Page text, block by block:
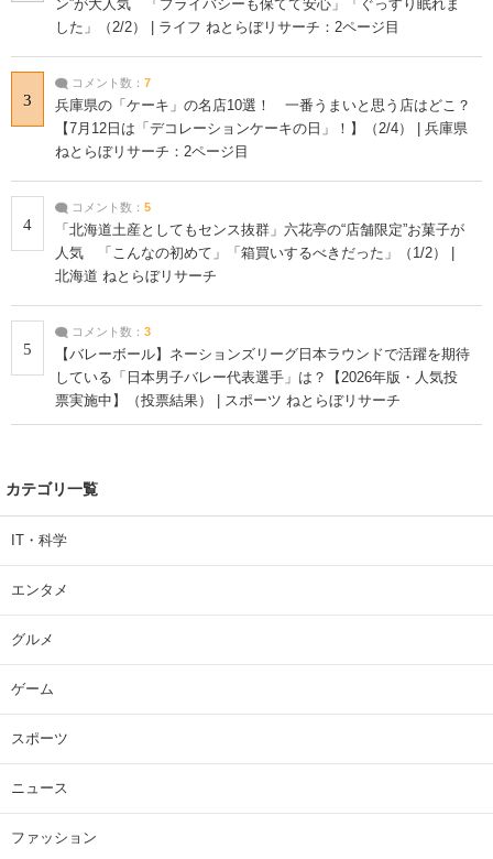
ン”が大人気 「プライバシーも保てて安心」「ぐっすり眠れま
した」（2/2） | ライフ ねとらぼリサーチ：2ページ目
3
コメント数： 7
兵庫県の「ケーキ」の名店10選！ 一番うまいと思う店はどこ？
【7月12日は「デコレーションケーキの日」！】（2/4） | 兵庫県
ねとらぼリサーチ：2ページ目
4
コメント数： 5
「北海道土産としてもセンス抜群」六花亭の“店舗限定”お菓子が
人気 「こんなの初めて」「箱買いするべきだった」（1/2） |
北海道 ねとらぼリサーチ
5
コメント数： 3
【バレーボール】ネーションズリーグ日本ラウンドで活躍を期待
している「日本男子バレー代表選手」は？【2026年版・人気投
票実施中】（投票結果） | スポーツ ねとらぼリサーチ
カテゴリ一覧
IT・科学
エンタメ
グルメ
ゲーム
スポーツ
ニュース
ファッション